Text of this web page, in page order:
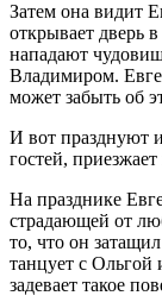
Затем она видит
открывает дверь
нападают
Владимиром.
может забыть об
И вот празднуют
гостей,
На празднике
страдающей от
то, что он
танцует с Ольгой
задевает такое